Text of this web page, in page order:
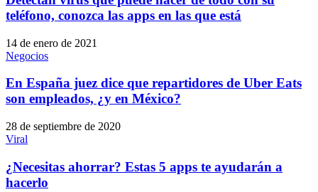
teléfono, conozca las apps en las que está
14 de enero de 2021
Negocios
En España juez dice que repartidores de Uber Eats
son empleados, ¿y en México?
28 de septiembre de 2020
Viral
¿Necesitas ahorrar? Estas 5 apps te ayudarán a
hacerlo